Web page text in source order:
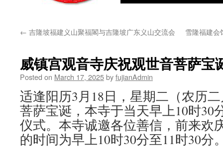
← 吉隆坡福建义山聚福閣与吉隆坡广东义山交流会 雪隆福建会
威镇宫观音寺庆祝观世音菩萨宝
Posted on March 17, 2025byfujianAdmin
适逢阳历3月18日，星期二（农历
菩萨宝诞，本寺于当天早上10时30
仪式。本寺诚邀各位善信，前来欢
的时间为早上10时30分至11时30分